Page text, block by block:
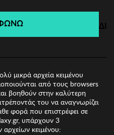
00λεπτά 00δευτ.
μικρά αρχεία κειμένου
από τους browsers
βοηθούν στην καλύτερη
του να αναγνωρίζει
φορά που επιστρέφει σε
υπάρχουν 3
κειμένου: